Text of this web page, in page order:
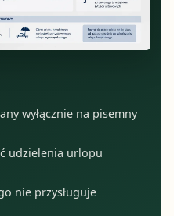
wyłącznie na pisemny
udzielenia urlopu
nie przysługuje